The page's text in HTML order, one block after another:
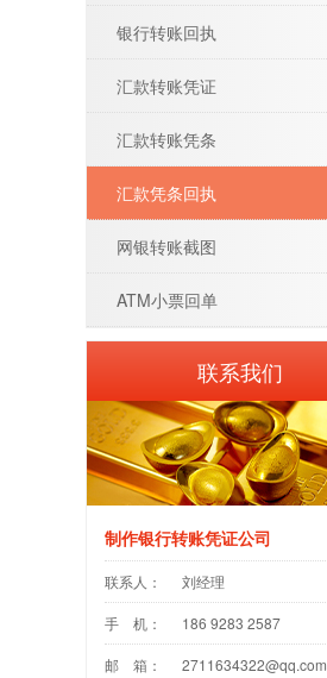
银行转账回执
汇款转账凭证
汇款转账凭条
汇款凭条回执
网银转账截图
ATM小票回单
联系我们
制作银行转账凭证公司
联系人： 刘经理
手 机： 186 9283 2587
邮 箱： 2711634322@qq.com